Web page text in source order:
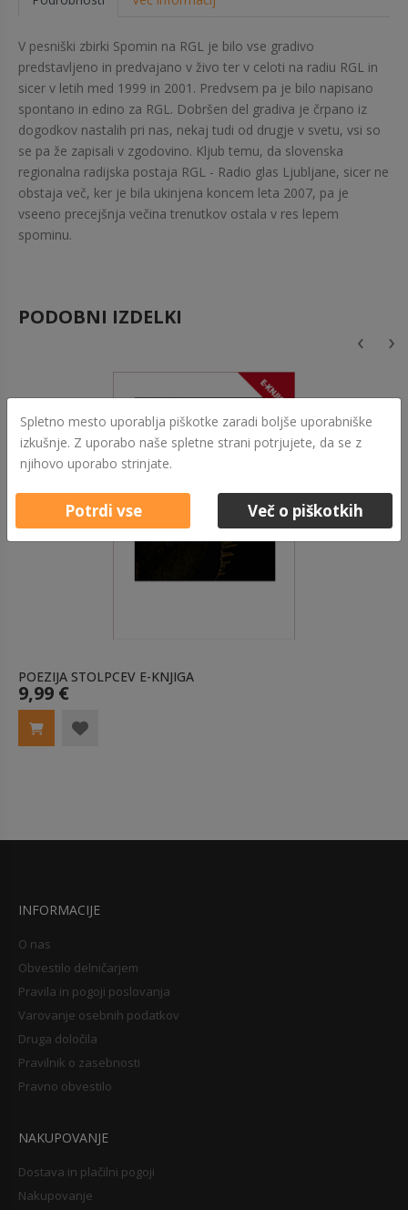
V pesniški zbirki Spomin na RGL je bilo vse gradivo
predstavljeno in predvajano v živo ter v celoti na radiu RGL in
sicer v letih med 1999 in 2001. Predvsem pa je bilo napisano
spontano in edino za RGL. Dobršen del gradiva je črpano iz
dogodkov nastalih pri nas, nekaj tudi od drugje v svetu, vsi so
se pa že zapisali v zgodovino. Kljub temu, da slovenska
regionalna radijska postaja RGL - Radio glas Ljubljane, sicer ne
obstaja več, ker je bila ukinjena koncem leta 2007, pa je
vseeno precejšnja večina trenutkov ostala v res lepem
spominu.
PODOBNI IZDELKI
POEZIJA STOLPCEV E-KNJIGA
9,99 €
‹ ›
INFORMACIJE
O nas
Obvestilo delničarjem
Pravila in pogoji poslovanja
Varovanje osebnih podatkov
Druga določila
Pravilnik o zasebnosti
Pravno obvestilo
NAKUPOVANJE
Dostava in plačilni pogoji
Nakupovanje
Spletno mesto uporablja piškotke zaradi boljše uporabniške
izkušnje. Z uporabo naše spletne strani potrjujete, da se z
njihovo uporabo strinjate.
Potrdi vse Več o piškotkih